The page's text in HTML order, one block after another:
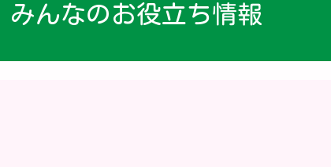
みんなのお役立ち情報